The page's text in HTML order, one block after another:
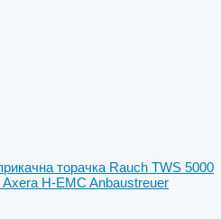
торачка Rauch TWS 5000
H-EMC Anbaustreuer